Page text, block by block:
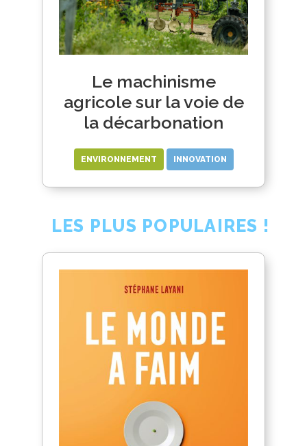
Le machinisme
agricole sur la voie de
la décarbonation
ENVIRONNEMENT INNOVATION
LES PLUS POPULAIRES !